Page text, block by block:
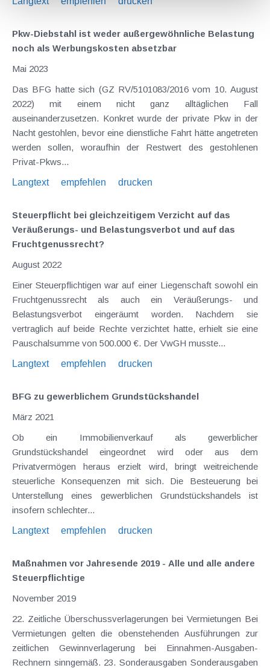
Pkw-Diebstahl ist weder außergewöhnliche Belastung
noch als Werbungskosten absetzbar
Mai 2023
Das BFG hatte sich (GZ RV/5101083/2016 vom 10. August
2022) mit einem nicht ganz alltäglichen Fall
auseinanderzusetzen. Konkret wurde der private Pkw in der
Nacht gestohlen, bevor eine dienstliche Fahrt hätte angetreten
werden sollen, woraufhin der Restwert des gestohlenen
Privat-Pkws...
Langtext
empfehlen drucken
Steuerpflicht bei gleichzeitigem Verzicht auf das
Veräußerungs- und Belastungsverbot und auf das
Fruchtgenussrecht?
August 2022
Einer Steuerpflichtigen war auf einer Liegenschaft sowohl ein
Fruchtgenussrecht als auch ein Veräußerungs- und
Belastungsverbot eingeräumt worden. Nachdem sie
vertraglich auf beide Rechte verzichtet hatte, erhielt sie eine
Pauschalsumme von 500.000 €. Der VwGH musste...
Langtext
empfehlen drucken
BFG zu gewerblichem Grundstückshandel
März 2021
Ob ein Immobilienverkauf als gewerblicher
Grundstückshandel eingeordnet wird oder aus dem
Privatvermögen heraus erzielt wird, bringt weitreichende
steuerliche Konsequenzen mit sich. Die Besteuerung bei
Unterstellung eines gewerblichen Grundstückshandels ist
insofern schlechter...
Langtext
empfehlen drucken
Maßnahmen vor Jahresende 2019 - Alle und alle andere
Steuerpflichtige
November 2019
22. Zeitliche Überschussverlagerungen bei Vermietungen Bei
Vermietungen gelten die obenstehenden Ausführungen zur
zeitlichen Gewinnverlagerung bei Einnahmen-Ausgaben-
Rechnern sinngemäß. 23. Sonderausgaben Sonderausgaben